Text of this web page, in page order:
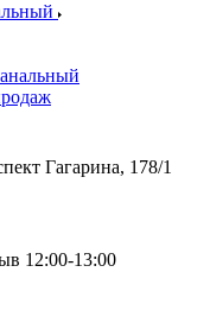
Гагарина, 178/1
12:00-13:00